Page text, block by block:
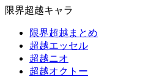
限界超越キャラ
限界超越まとめ
超越エッセル
超越ニオ
超越オクトー